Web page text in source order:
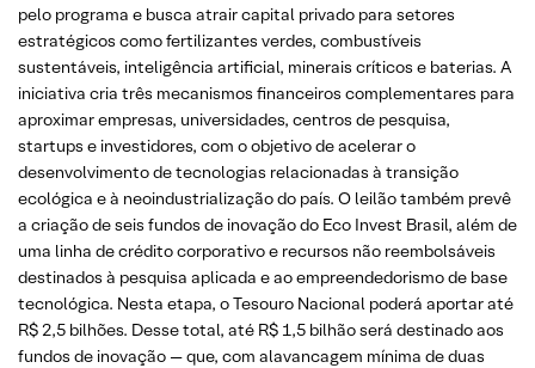
pelo programa e busca atrair capital privado para setores
estratégicos como fertilizantes verdes, combustíveis
sustentáveis, inteligência artificial, minerais críticos e baterias. A
iniciativa cria três mecanismos financeiros complementares para
aproximar empresas, universidades, centros de pesquisa,
startups e investidores, com o objetivo de acelerar o
desenvolvimento de tecnologias relacionadas à transição
ecológica e à neoindustrialização do país. O leilão também prevê
a criação de seis fundos de inovação do Eco Invest Brasil, além de
uma linha de crédito corporativo e recursos não reembolsáveis
destinados à pesquisa aplicada e ao empreendedorismo de base
tecnológica. Nesta etapa, o Tesouro Nacional poderá aportar até
R$ 2,5 bilhões. Desse total, até R$ 1,5 bilhão será destinado aos
fundos de inovação — que, com alavancagem mínima de duas